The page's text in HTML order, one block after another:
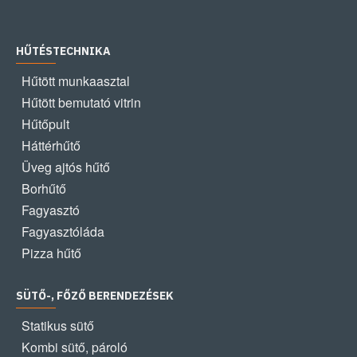
HŰTÉSTECHNIKA
Hűtött munkaasztal
Hűtött bemutató vitrin
Hűtőpult
Háttérhűtő
Üveg ajtós hűtő
Borhűtő
Fagyasztó
Fagyasztóláda
Pizza hűtő
SÜTŐ-, FŐZŐ BERENDEZÉSEK
Statikus sütő
Kombi sütő, pároló